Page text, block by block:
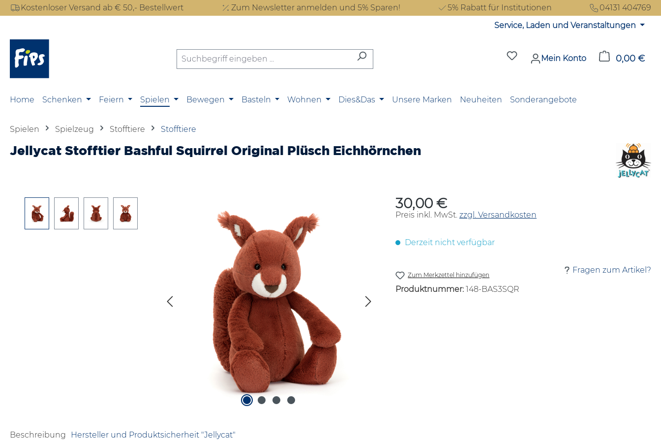
Hauptinhalt springen
Zur Suche springen
Zur Hauptnavigation springen
Kostenloser Versand ab € 50,- Bestellwert Zum Newsletter anmelden und 5% Sparen! 5% Rabatt für Institutionen
04131 404769
Service, Laden und Veranstaltungen
Du hast 0 Produkte auf dem
Mein Konto 0,00 €
Home Schenken Feiern Spielen Bewegen Basteln Wohnen Dies&Das Unsere Marken Neuheiten Sonderangebote
Spielen Spielzeug Stofftiere Stofftiere
Jellycat Stofftier Bashful Squirrel Original Plüsch Eichhörnchen
Bildergalerie überspringen Regulärer Preis:
30,00 €
Preis inkl. MwSt. zzgl. Versandkosten
Derzeit nicht verfügbar
Zum Merkzettel hinzufügen
Fragen zum Artikel?
Produktnummer: 148-BAS3SQR
Beschreibung Hersteller und Produktsicherheit "Jellycat"